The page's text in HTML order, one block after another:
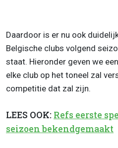
Daardoor is er nu ook
Belgische clubs volgend
staat. Hieronder geven we
elke club op het toneel zal
competitie dat zal zijn.
LEES OOK: Refs eerste
seizoen bekendgemaakt